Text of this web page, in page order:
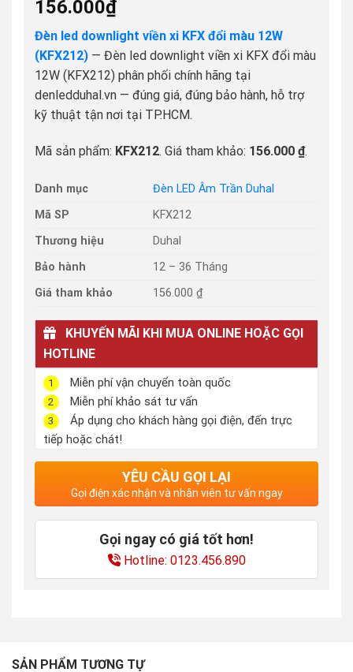
156.000₫
Đèn led downlight viền xi KFX đổi màu 12W
(KFX212)— Đèn led downlight viền xi KFX đổi màu
12W (KFX212) phân phối chính hãng tại
denledduhal.vn — đúng giá, đúng bảo hành, hỗ trợ
kỹ thuật tận nơi tại TP.HCM.
Mã sản phẩm: KFX212. Giá tham khảo: 156.000 ₫.
Danh mục
Đèn LED Âm Trần Duhal
Mã SP
KFX212
Thương hiệu
Duhal
Bảo hành
12 – 36 Tháng
Giá tham khảo
156.000 ₫
KHUYẾN MÃI KHI MUA ONLINE HOẶC GỌI
HOTLINE
1 Miễn phí vận chuyển toàn quốc
2 Miễn phí khảo sát tư vấn
3
Áp dụng cho khách hàng gọi điện, đến trực
tiếp hoặc chát!
YÊU CẦU GỌI LẠI
Gọi điện xác nhận và nhân viên tư vấn ngay
Gọi ngay có giá tốt hơn!
Hotline: 0123.456.890
SẢN PHẨM TƯƠNG TỰ